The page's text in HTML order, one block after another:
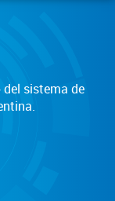
sistema de